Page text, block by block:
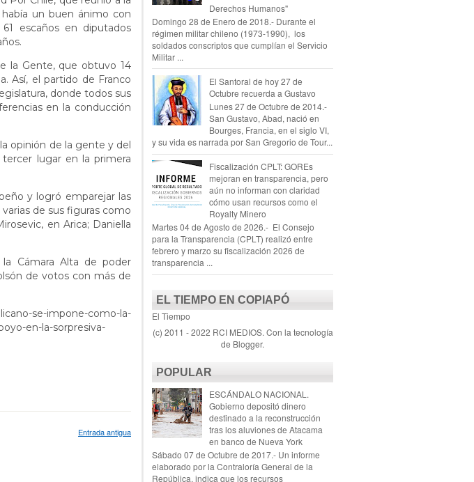
un buen ánimo con
escaños en diputados
la Gente, que obtuvo 14
Así, el partido de Franco
donde todos sus
en la conducción
opinión de la gente y del
tercer lugar en la primera
y logró emparejar las
de sus figuras como
en Arica; Daniella
Cámara Alta de poder
de votos con más de
se-impone-como-la-
en-la-sorpresiva-
Entrada antigua
Derechos Humanos"
Domingo 28 de Enero de 2018.- Durante el
régimen militar chileno (1973-1990), los
soldados conscriptos que cumplían el Servicio
Militar ...
El Santoral de hoy 27 de
Octubre recuerda a Gustavo
Lunes 27 de Octubre de 2014.-
San Gustavo, Abad, nació en
Bourges, Francia, en el siglo VI,
y su vida es narrada por San Gregorio de Tour...
Fiscalización CPLT: GOREs
mejoran en transparencia, pero
aún no informan con claridad
cómo usan recursos como el
Royalty Minero
Martes 04 de Agosto de 2026.- El Consejo
para la Transparencia (CPLT) realizó entre
febrero y marzo su fiscalización 2026 de
transparencia ...
EL TIEMPO EN COPIAPÓ
El Tiempo
(c) 2011 - 2022 RCI MEDIOS. Con la tecnología
de Blogger.
POPULAR
ESCÁNDALO NACIONAL.
Gobierno depositó dinero
destinado a la reconstrucción
tras los aluviones de Atacama
en banco de Nueva York
Sábado 07 de Octubre de 2017.- Un informe
elaborado por la Contraloría General de la
República, indica que los recursos